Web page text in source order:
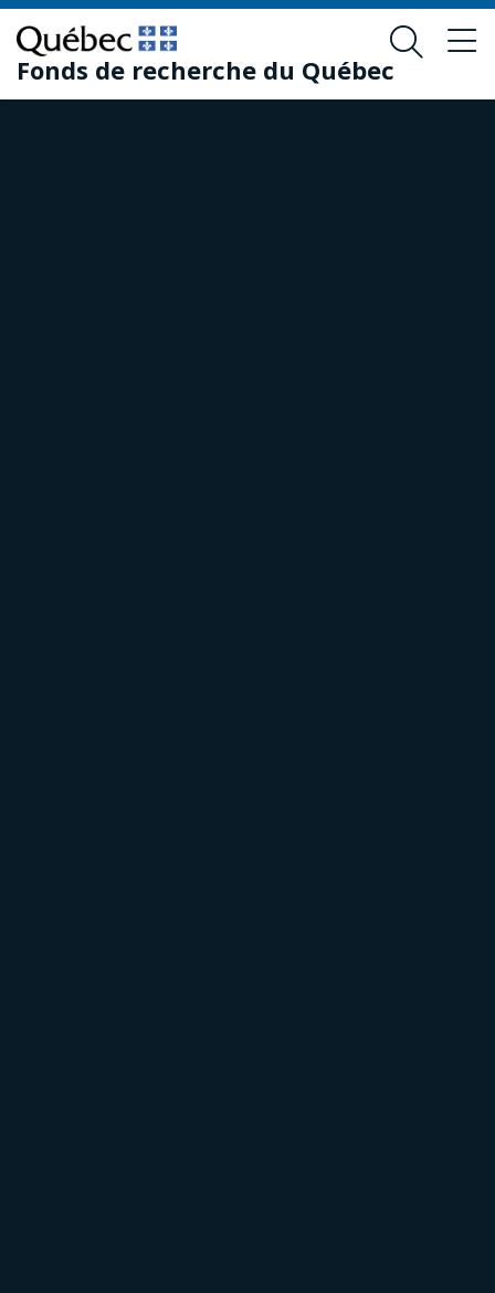
Passer
au
contenu
principal
Passer
au
pied
de
Fonds de recherche du Québec